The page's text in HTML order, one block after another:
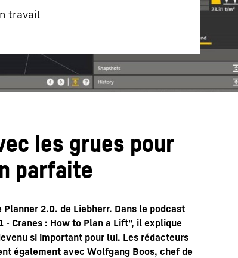
travail
les grues pour
parfaite
2.0. de Liebherr. Dans le podcast
Cranes : How to Plan a Lift", il explique
si important pour lui. Les rédacteurs
également avec Wolfgang Boos, chef de